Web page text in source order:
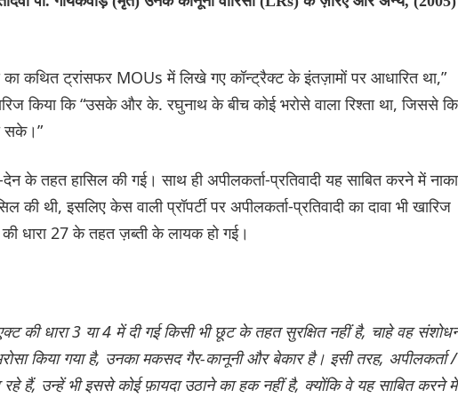
का कथित ट्रांसफर MOUs में लिखे गए कॉन्ट्रैक्ट के इंतज़ामों पर आधारित था,”
किया कि “उसके और के. रघुनाथ के बीच कोई भरोसे वाला रिश्ता था, जिससे कि
सके।”
देन के तहत हासिल की गई। साथ ही अपीलकर्ता-प्रतिवादी यह साबित करने में
की थी, इसलिए केस वाली प्रॉपर्टी पर अपीलकर्ता-प्रतिवादी का दावा भी खारिज
की धारा 27 के तहत ज़ब्ती के लायक हो गई।
एक्ट की धारा 3 या 4 में दी गई किसी भी छूट के तहत सुरक्षित नहीं है, चाहे वह
किया गया है, उनका मकसद गैर-कानूनी और बेकार है। इसी तरह, अपीलकर्ता /
रहे हैं, उन्हें भी इससे कोई फ़ायदा उठाने का हक नहीं है, क्योंकि वे यह साबित करने में